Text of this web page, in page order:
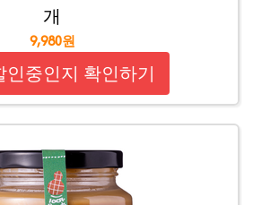
개
9,980원
인중인지 확인하기